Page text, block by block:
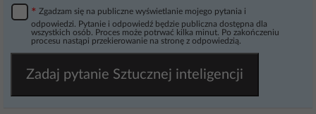
* Zgadzam się na publiczne wyświetlanie mojego pytania i
odpowiedzi. Pytanie i odpowiedź będzie publiczna dostępna dla
wszystkich osób. Proces może potrwać kilka minut. Po zakończeniu
procesu nastąpi przekierowanie na stronę z odpowiedzią.
Zadaj pytanie Sztucznej inteligencji